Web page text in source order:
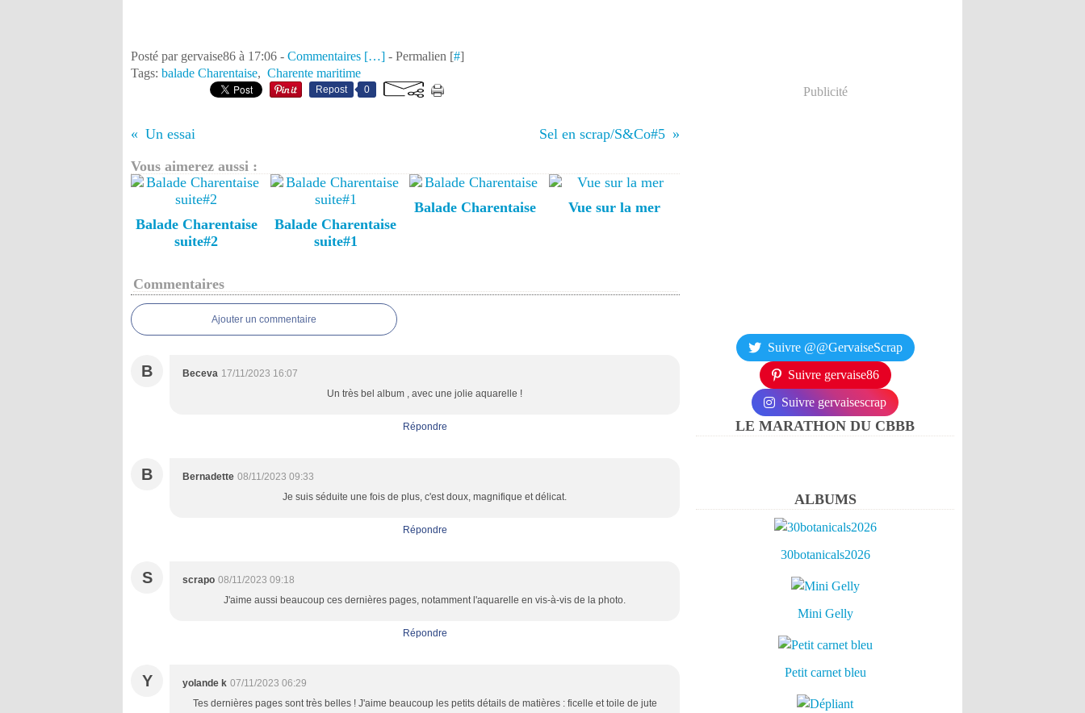
Posté par gervaise86 à 17:06 - Commentaires […] - Permalien [#]
Tags: balade Charentaise, Charente maritime
Repost 0
Un essai
Sel en scrap/S&Co#5
Vous aimerez aussi :
Balade Charentaise
suite#2
Balade Charentaise
suite#1
Balade Charentaise Vue sur la mer
Commentaires
Ajouter un commentaire
B Beceva 17/11/2023 16:07
Un très bel album , avec une jolie aquarelle !
Répondre
B Bernadette 08/11/2023 09:33
Je suis séduite une fois de plus, c'est doux, magnifique et délicat.
Répondre
S scrapo 08/11/2023 09:18
J'aime aussi beaucoup ces dernières pages, notamment l'aquarelle en vis-à-vis de la photo.
Répondre
Y yolande k 07/11/2023 06:29
Tes dernières pages sont très belles ! J'aime beaucoup les petits détails de matières : ficelle et toile de jute
Publicité
Suivre @@GervaiseScrap
Suivre gervaise86
Suivre gervaisescrap
LE MARATHON DU CBBB
ALBUMS
30botanicals2026
Mini Gelly
Petit carnet bleu